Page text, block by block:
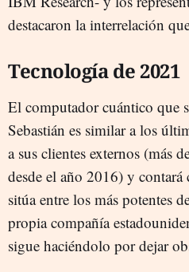
destacaron la interrelación
Tecnología de 2021
El computador cuántico que
Sebastián es similar a los
a sus clientes externos (más
desde el año 2016) y
sitúa entre los más potentes
propia compañía
sigue haciéndolo por dejar